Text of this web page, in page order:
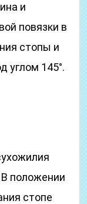
и
повязки в
стопы и
углом 145°.
В положении
стопе